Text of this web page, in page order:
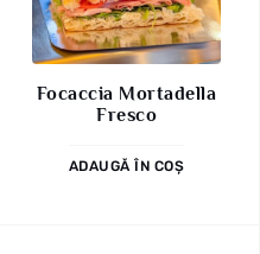
Focaccia Mortadella
Fresco
ADAUGĂ ÎN COȘ